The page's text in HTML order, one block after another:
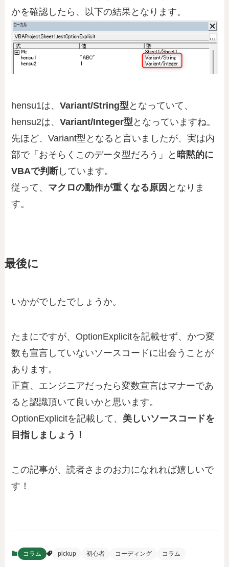
かを確認したら、以下の結果となります。
hensu1は、Variant/String型 となっていて、
hensu2は、Variant/Integer型 となっていますね。
先ほど、Variant型となると言いましたが、実は内
部で「おそらくこのデータ型だろう」と 暗黙的に
VBAで判断しています。
従って、 マクロの動作が重くなる原因 となりま
す。
最後に
いかがでしたでしょうか。
たまにですが、OptionExplicitを記載せず、かつ変
数も宣言していないソースコードに出会うことが
あります。
正直、エンジニアだったら変数宣言はマナーであ
ると認識頂いて良いかと思います。
OptionExplicitを記載して、 美しいソースコードを
目指しましょう！
この記事が、読者さまのお力になれれば嬉しいで
す！
コラム pickup 初心者 コーディング コラム